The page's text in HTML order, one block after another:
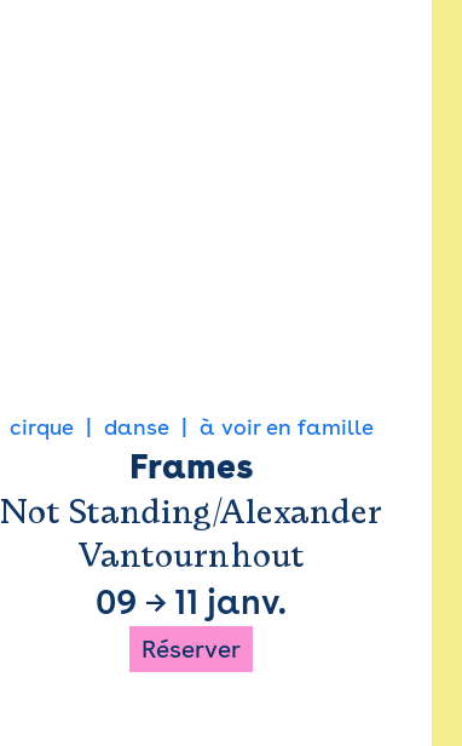
cirque danse à voir en famille
Frames
Not Standing/Alexander
Vantournhout
09 → 11 janv.
Réserver